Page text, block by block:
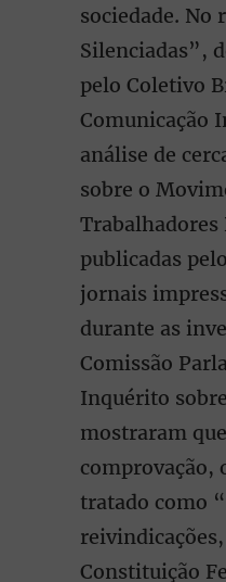
sociedade. No
Silenciadas”,
pelo Coletivo
Comunicação
análise de
sobre o
Trabalhadores
publicadas
jornais
durante as
Comissão
Inquérito
mostraram
comprovação,
tratado como
Constituição